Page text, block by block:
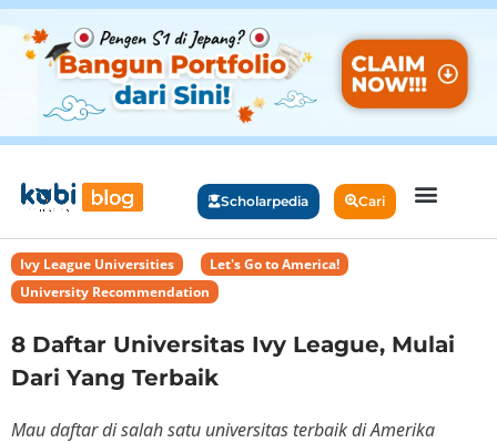
Scholarpedia Cari
Ivy League Universities Let's Go to America!
University Recommendation
8 Daftar Universitas Ivy League, Mulai
Dari Yang Terbaik
Mau daftar di salah satu universitas terbaik di Amerika